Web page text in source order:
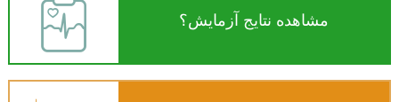
مشاهده نتایج آزمایش؟